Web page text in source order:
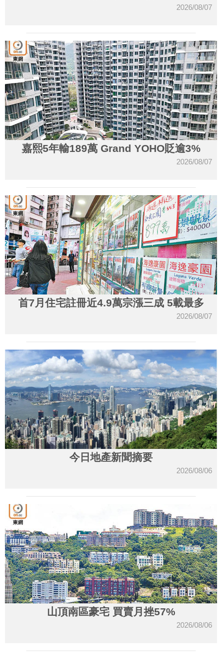
2026/08/07
嘉熙5年輸189萬 Grand YOHO貶逾3%
2026/08/07
首7月住宅註冊近4.9萬宗漲三成 5載最多
2026/08/07
今日地產新聞摘要
2026/08/06
山頂南區豪宅 買賣月挫57%
2026/08/06